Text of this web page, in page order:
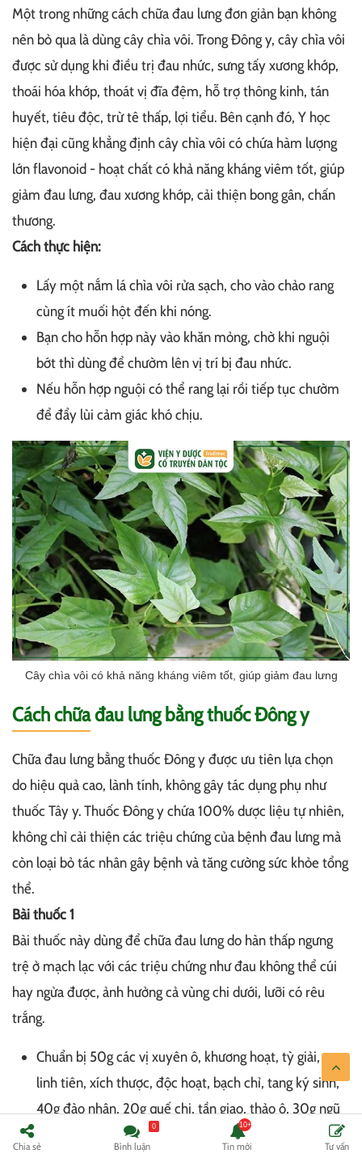
Một trong những cách chữa đau lưng đơn giản bạn không
nên bỏ qua là dùng cây chìa vôi. Trong Đông y, cây chìa vôi
được sử dụng khi điều trị đau nhức, sưng tấy xương khớp,
thoái hóa khớp, thoát vị đĩa đệm, hỗ trợ thông kinh, tán
huyết, tiêu độc, trừ tê thấp, lợi tiểu. Bên cạnh đó, Y học
hiện đại cũng khẳng định cây chìa vôi có chứa hàm lượng
lớn flavonoid - hoạt chất có khả năng kháng viêm tốt, giúp
giảm đau lưng, đau xương khớp, cải thiện bong gân, chấn
thương.
Cách thực hiện:
Lấy một nắm lá chìa vôi rửa sạch, cho vào chảo rang
cùng ít muối hột đến khi nóng.
Bạn cho hỗn hợp này vào khăn mỏng, chờ khi nguội
bớt thì dùng để chườm lên vị trí bị đau nhức.
Nếu hỗn hợp nguội có thể rang lại rồi tiếp tục chườm
để đẩy lùi cảm giác khó chịu.
Cây chìa vôi có khả năng kháng viêm tốt, giúp giảm đau lưng
Cách chữa đau lưng bằng thuốc Đông y
Chữa đau lưng bằng thuốc Đông y được ưu tiên lựa chọn
do hiệu quả cao, lành tính, không gây tác dụng phụ như
thuốc Tây y. Thuốc Đông y chứa 100% dược liệu tự nhiên,
không chỉ cải thiện các triệu chứng của bệnh đau lưng mà
còn loại bỏ tác nhân gây bệnh và tăng cường sức khỏe tổng
thể.
Bài thuốc 1
Bài thuốc này dùng để chữa đau lưng do hàn thấp ngưng
trệ ở mạch lạc với các triệu chứng như đau không thể cúi
hay ngửa được, ảnh hưởng cả vùng chi dưới, lưỡi có rêu
trắng.
Chuẩn bị 50g các vị xuyên ô, khương hoạt, tỳ giải, uy
linh tiên, xích thược, độc hoạt, bạch chỉ, tang ký sinh,
40g đào nhân, 20g quế chi, tần giao, thảo ô, 30g ngũ
gia bì, phòng kỷ, 15g phòng phong, 5g hồng hoa.
Chia sẻ Bình luận
0
Tin mới Tư vấn